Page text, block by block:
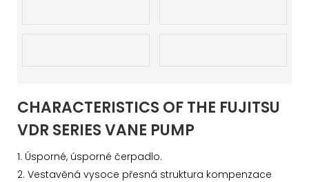
CHARACTERISTICS OF THE FUJITSU
VDR SERIES VANE PUMP
1. Úsporné, úsporné čerpadlo.
2. Vestavěná vysoce přesná struktura kompenzace